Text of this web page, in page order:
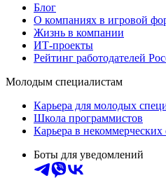
Блог
О компаниях в игровой
Жизнь в компании
ИТ-проекты
Рейтинг работодателей
Молодым специалистам
Карьера для молодых
Школа программистов
Карьера в некоммерческих
Боты для уведомлений